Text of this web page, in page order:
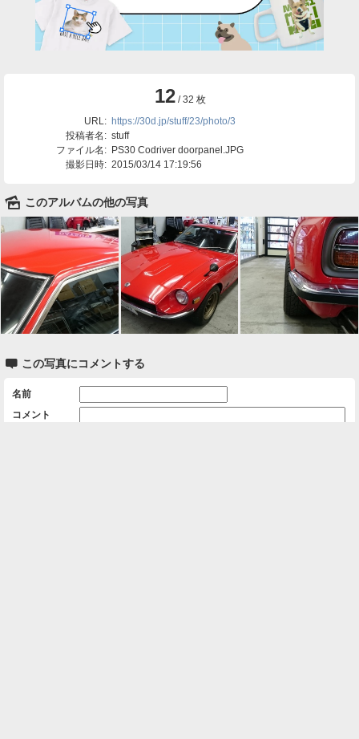
12/ 32 枚
URL: https://30d.jp/stuff/23/photo/3
投稿者名: stuff
ファイル名: PS30 Codriver doorpanel.JPG
撮影日時: 2015/03/14 17:19:56
🌄 このアルバムの他の写真
 この写真にコメントする
名前
コメント